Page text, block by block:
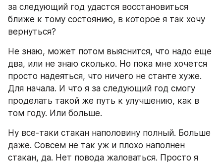
за следующий год удастся восстановиться
ближе к тому состоянию, в которое я так хочу
вернуться?
Не знаю, может потом выяснится, что надо еще
два, или не знаю сколько. Но пока мне хочется
просто надеяться, что ничего не станте хуже.
Для начала. И что я за следующий год смогу
проделать такой же путь к улучшению, как в
том году. Или больше.
Ну все-таки стакан наполовину полный. Больше
даже. Совсем не так уж и плохо наполнен
стакан, да. Нет повода жаловаться. Просто я